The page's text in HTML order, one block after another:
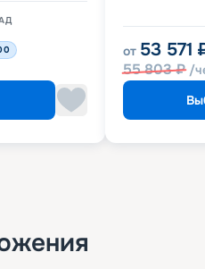
от 53 571
55 803₽ /